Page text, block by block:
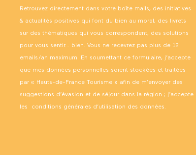
Retrouvez directement dans votre boîte mails, des initiatives
& actualités positives qui font du bien au moral, des livrets
sur des thématiques qui vous correspondent, des solutions
pour vous sentir… bien. Vous ne recevrez pas plus de 12
emails/an maximum. En soumettant ce formulaire, j’accepte
que mes données personnelles soient stockées et traitées
par « Hauts-de-France Tourisme » afin de m’envoyer des
suggestions d’évasion et de séjour dans la région ; j’accepte
les conditions générales d’utilisation des données.